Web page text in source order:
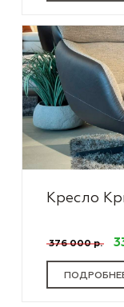
Кресло
376 000 р.